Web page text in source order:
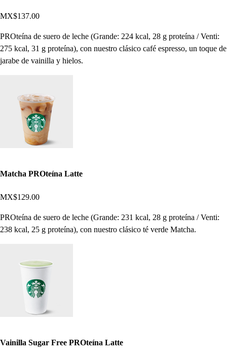
MX$137.00
PROteína de suero de leche (Grande: 224 kcal, 28 g proteína / Venti:
275 kcal, 31 g proteína), con nuestro clásico café espresso, un toque de
jarabe de vainilla y hielos.
Matcha PROteína Latte
MX$129.00
PROteína de suero de leche (Grande: 231 kcal, 28 g proteína / Venti:
238 kcal, 25 g proteína), con nuestro clásico té verde Matcha.
Vainilla Sugar Free PROteína Latte